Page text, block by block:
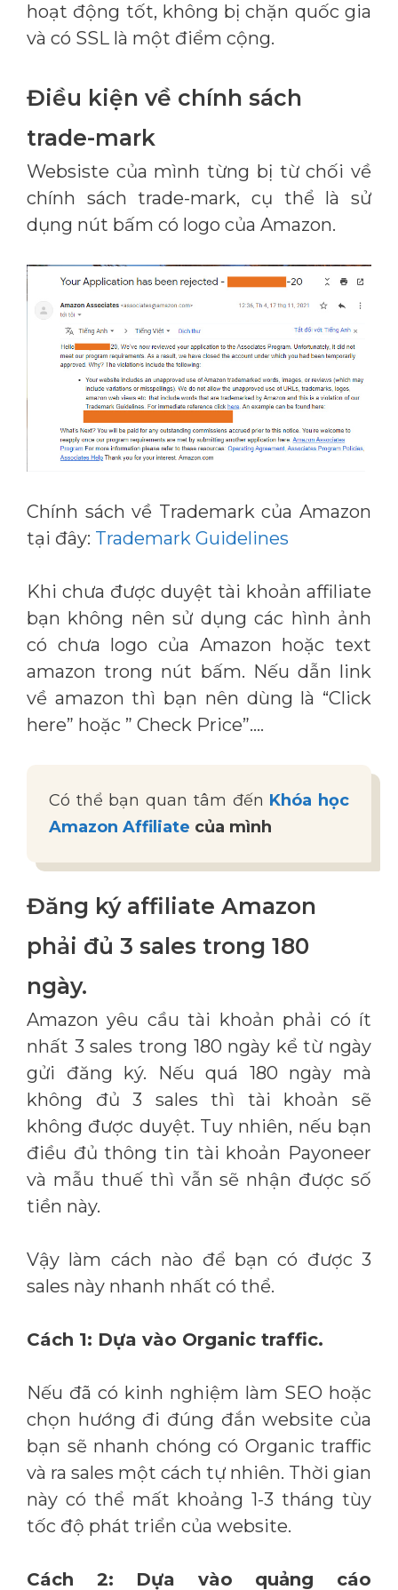
hoạt động tốt, không bị chặn quốc gia
và có SSL là một điểm cộng.
Điều kiện về chính sách
trade-mark
Websiste của mình từng bị từ chối về
chính sách trade-mark, cụ thể là sử
dụng nút bấm có logo của Amazon.
Chính sách về Trademark của Amazon
tại đây: Trademark Guidelines
Khi chưa được duyệt tài khoản affiliate
bạn không nên sử dụng các hình ảnh
có chưa logo của Amazon hoặc text
amazon trong nút bấm. Nếu dẫn link
về amazon thì bạn nên dùng là “Click
here” hoặc ” Check Price”….
Có thể bạn quan tâm đến Khóa học
Amazon Affiliate của mình
Đăng ký affiliate Amazon
phải đủ 3 sales trong 180
ngày.
Amazon yêu cầu tài khoản phải có ít
nhất 3 sales trong 180 ngày kể từ ngày
gửi đăng ký. Nếu quá 180 ngày mà
không đủ 3 sales thì tài khoản sẽ
không được duyệt. Tuy nhiên, nếu bạn
điều đủ thông tin tài khoản Payoneer
và mẫu thuế thì vẫn sẽ nhận được số
tiền này.
Vậy làm cách nào để bạn có được 3
sales này nhanh nhất có thể.
Cách 1: Dựa vào Organic traffic.
Nếu đã có kinh nghiệm làm SEO hoặc
chọn hướng đi đúng đắn website của
bạn sẽ nhanh chóng có Organic traffic
và ra sales một cách tự nhiên. Thời gian
này có thể mất khoảng 1-3 tháng tùy
tốc độ phát triển của website.
Cách 2: Dựa vào quảng cáo